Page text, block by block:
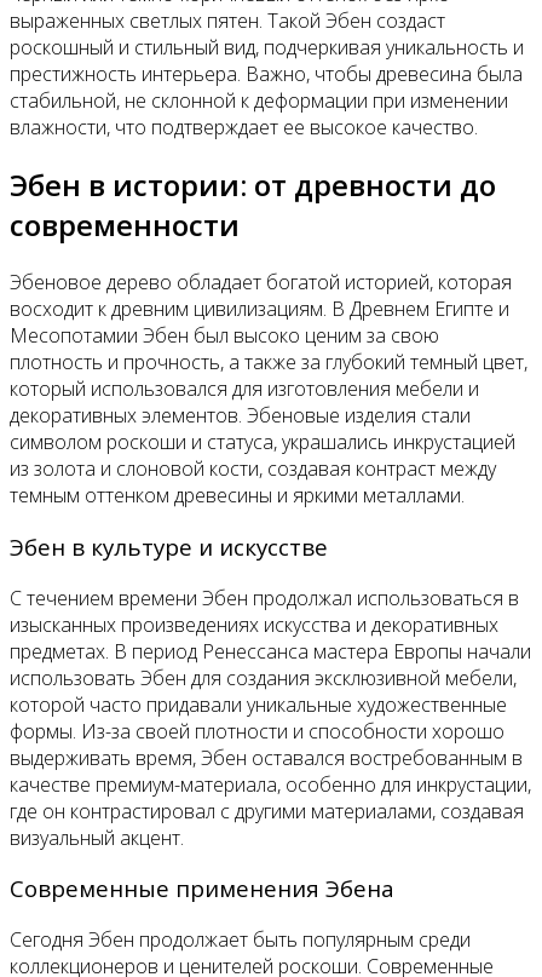
выраженных светлых пятен. Такой Эбен создаст
роскошный и стильный вид, подчеркивая уникальность и
престижность интерьера. Важно, чтобы древесина была
стабильной, не склонной к деформации при изменении
влажности, что подтверждает ее высокое качество.
Эбен в истории: от древности до
современности
Эбеновое дерево обладает богатой историей, которая
восходит к древним цивилизациям. В Древнем Египте и
Месопотамии Эбен был высоко ценим за свою
плотность и прочность, а также за глубокий темный цвет,
который использовался для изготовления мебели и
декоративных элементов. Эбеновые изделия стали
символом роскоши и статуса, украшались инкрустацией
из золота и слоновой кости, создавая контраст между
темным оттенком древесины и яркими металлами.
Эбен в культуре и искусстве
С течением времени Эбен продолжал использоваться в
изысканных произведениях искусства и декоративных
предметах. В период Ренессанса мастера Европы начали
использовать Эбен для создания эксклюзивной мебели,
которой часто придавали уникальные художественные
формы. Из-за своей плотности и способности хорошо
выдерживать время, Эбен оставался востребованным в
качестве премиум-материала, особенно для инкрустации,
где он контрастировал с другими материалами, создавая
визуальный акцент.
Современные применения Эбена
Сегодня Эбен продолжает быть популярным среди
коллекционеров и ценителей роскоши. Современные